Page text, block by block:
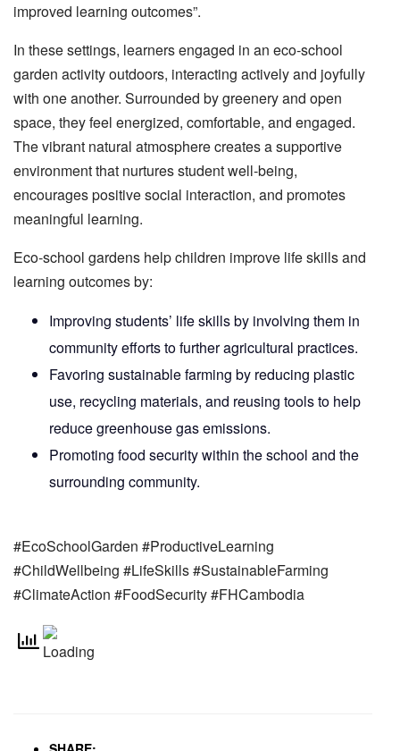
improved learning outcomes”.
In these settings, learners engaged in an eco‑school
garden activityoutdoors, interacting actively and joyfully
with one another. Surrounded by greenery and open
space, they feel energized, comfortable, and engaged.
The vibrant natural atmosphere creates a supportive
environment that nurtures student well-being,
encourages positive social interaction, and promotes
meaningful learning.
Eco‑school gardens help children improve life skills and
learning outcomes by:
Improving students’ life skills by involving them in
community efforts to further agricultural practices.
Favoring sustainable farming by reducing plastic
use, recycling materials, and reusing tools to help
reduce greenhouse gas emissions.
Promoting food security within the school and the
surrounding community.
#EcoSchoolGarden #ProductiveLearning
#ChildWellbeing #LifeSkills #SustainableFarming
#ClimateAction #FoodSecurity #FHCambodia